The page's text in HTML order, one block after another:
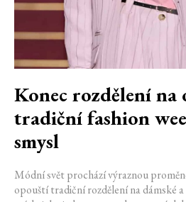
Konec rozdělení na
tradiční fashion
smysl
Módní svět prochází výraznou
opouští tradiční rozdělení na dámské